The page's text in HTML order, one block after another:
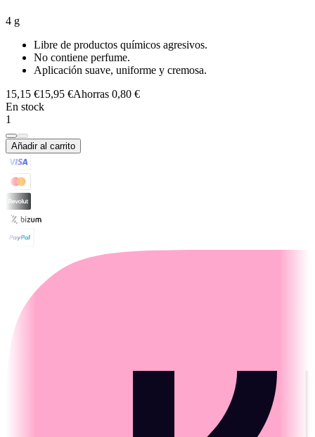
4 g
Libre de productos químicos agresivos.
No contiene perfume.
Aplicación suave, uniforme y cremosa.
15,15 €15,95 €Ahorras 0,80 €
En stock
1
Añadir al carrito